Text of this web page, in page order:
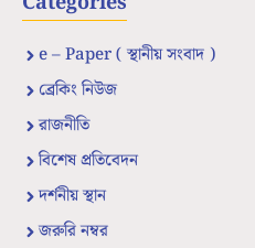
e – Paper ( স্থানীয় সংবাদ )
ব্রেকিং নিউজ
রাজনীতি
বিশেষ প্রতিবেদন
দর্শনীয় স্থান
জরুরি নম্বর